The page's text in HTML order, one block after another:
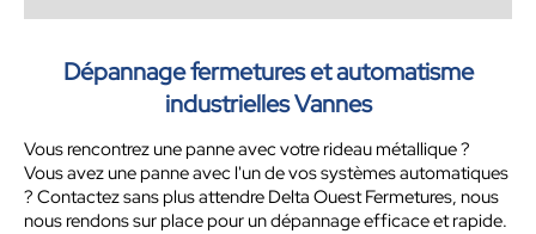
Dépannage fermetures et automatisme
industrielles Vannes
Vous rencontrez une panne avec votre rideau métallique ?
Vous avez une panne avec l'un de vos systèmes automatiques
? Contactez sans plus attendre Delta Ouest Fermetures, nous
nous rendons sur place pour un dépannage efficace et rapide.